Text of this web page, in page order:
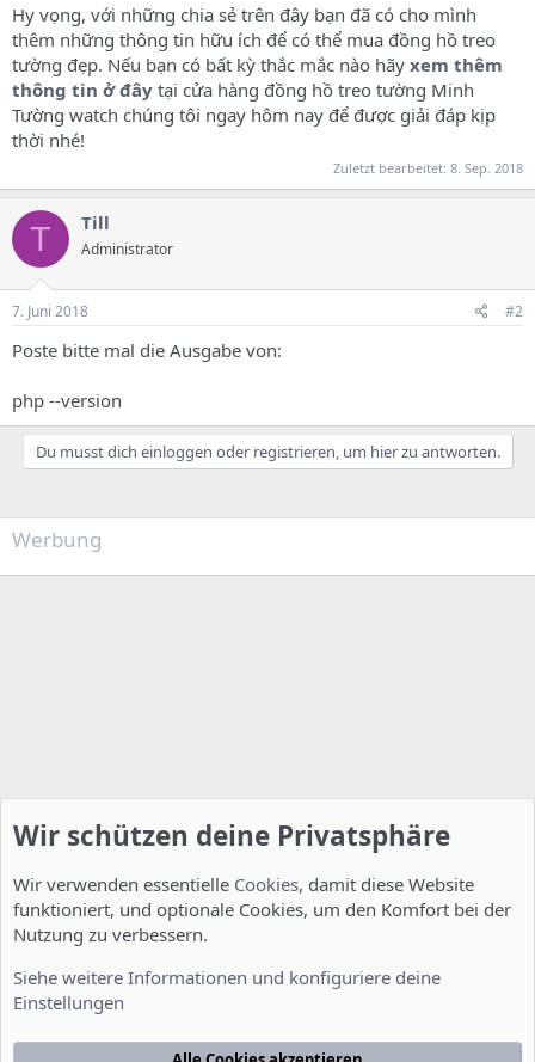
Hy vọng, với những chia sẻ trên đây bạn đã có cho mình
thêm những thông tin hữu ích để có thể mua đồng hồ treo
tường đẹp. Nếu bạn có bất kỳ thắc mắc nào hãy xem thêm
thông tin ở đây tại cửa hàng đồng hồ treo tường Minh
Tường watch chúng tôi ngay hôm nay để được giải đáp kịp
thời nhé!
Zuletzt bearbeitet: 8. Sep. 2018
T Till
Administrator
7. Juni 2018 #2
Poste bitte mal die Ausgabe von:
php --version
Du musst dich einloggen oder registrieren, um hier zu antworten.
Werbung
Nutzungsbedingungen Datenschutzerklärung
Wir schützen deine Privatsphäre
Wir verwenden essentielle Cookies, damit diese Website
funktioniert, und optionale Cookies, um den Komfort bei der
Nutzung zu verbessern.
Siehe weitere Informationen und konfiguriere deine
Einstellungen